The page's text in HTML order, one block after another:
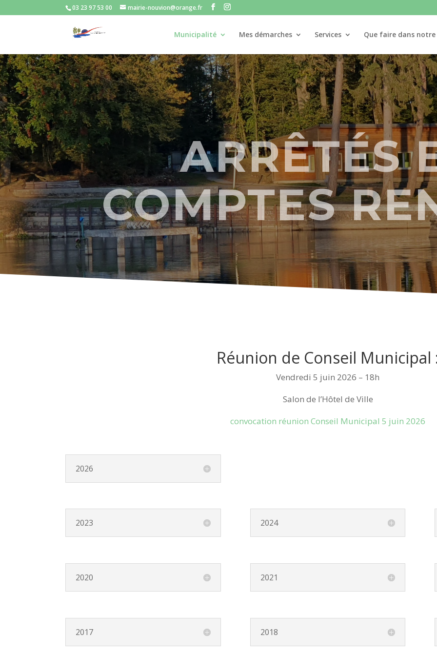
03 23 97 53 00 mairie-nouvion@orange.fr
Municipalité Mes démarches Services Que faire dans notre
ARRÊTÉS
COMPTES
Réunion de Conseil Municipal
Vendredi 5 juin 2026 – 18h
Salon de l’Hôtel de Ville
convocation réunion Conseil Municipal 5 juin 2026
2026
2023 2024
2020 2021
2017 2018